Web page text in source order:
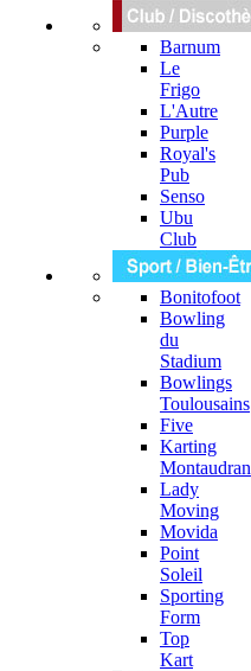
Barnum
Le
Frigo
L'Autre
Purple
Royal's
Pub
Senso
Ubu
Club
Bonitofoot
Bowling
du
Stadium
Bowlings
Toulousains
Five
Karting
Montaudran
Lady
Moving
Movida
Point
Soleil
Sporting
Form
Top
Kart